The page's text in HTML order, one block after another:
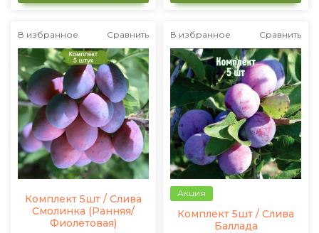
В избранное Сравнить
Комплект 5шт / Слива
Смолинка (Ранняя/
Фиолетовая)
В избранное Сравнить
Акция
Комплект 5шт / Слива
Баллада